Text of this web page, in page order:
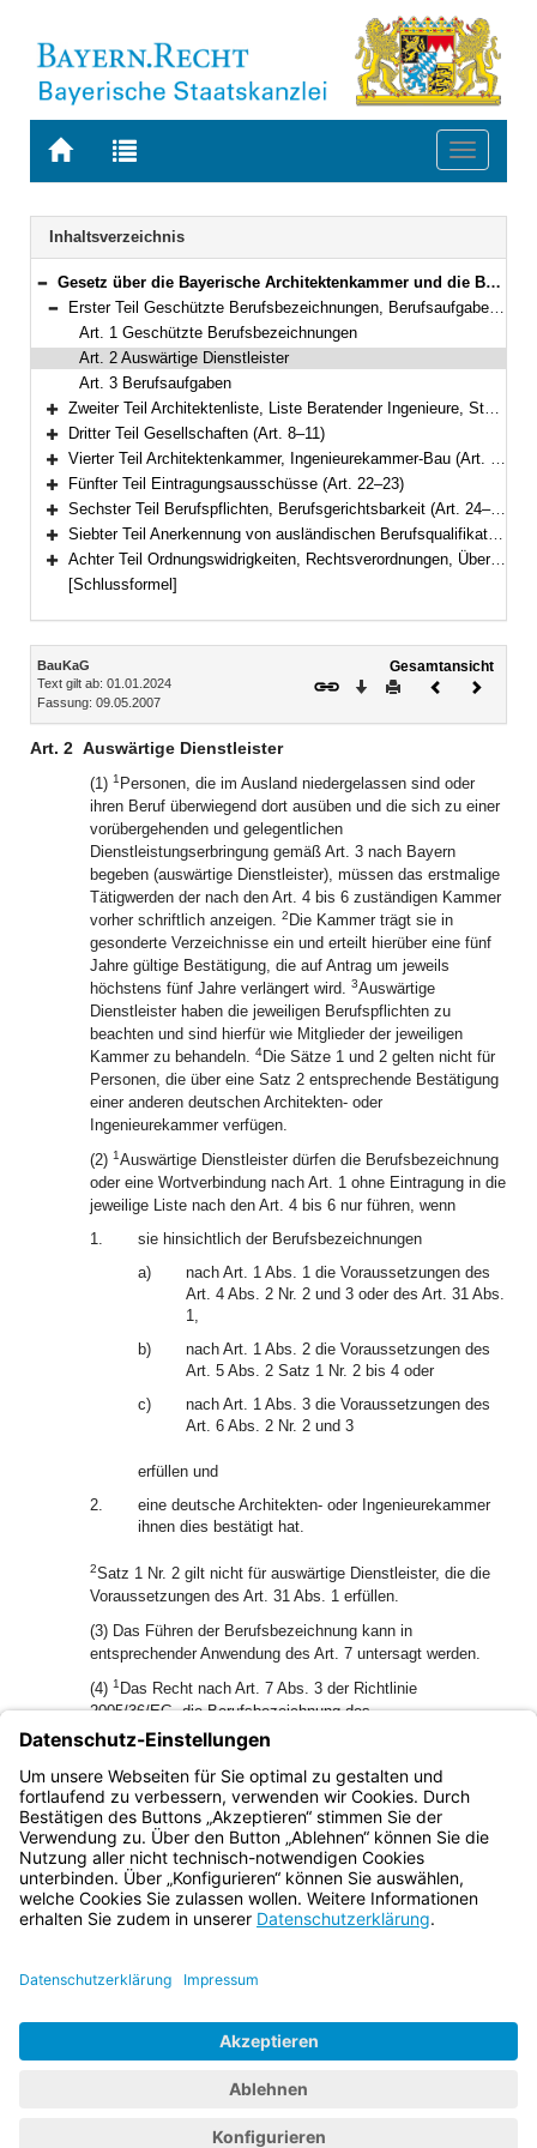
Zur
BAYERN.RECHT
Zur
letzten
Suche
Toggle
Navigation
Inhaltsverzeichnis
Bereich reduzieren
Gesetz über die Bayerische Architektenkammer und die Bayerische Ingenieurekammer-Bau (Baukammerngesetz – BauKaG) Vom 9. Mai 2007 (GVBl. S. 308) BayRS 2133-1-B (Art. 1–35)
Bereich reduzieren
Erster Teil Geschützte Berufsbezeichnungen, Berufsaufgaben (Art. 1–3)
Art. 1 Geschützte Berufsbezeichnungen
Art. 2 Auswärtige Dienstleister
Art. 3 Berufsaufgaben
Bereich erweitern
Zweiter Teil Architektenliste, Liste Beratender Ingenieure, Stadtplanerliste (Art. 4–7)
Bereich erweitern
Dritter Teil Gesellschaften (Art. 8–11)
Bereich erweitern
Vierter Teil Architektenkammer, Ingenieurekammer-Bau (Art. 12–21)
Bereich erweitern
Fünfter Teil Eintragungsausschüsse (Art. 22–23)
Bereich erweitern
Sechster Teil Berufspflichten, Berufsgerichtsbarkeit (Art. 24–30)
Bereich erweitern
Siebter Teil Anerkennung von ausländischen Berufsqualifikationen (Art. 31–31a)
Bereich erweitern
Achter Teil Ordnungswidrigkeiten, Rechtsverordnungen, Übergangs- und Schlussbestimmungen (Art. 32–35)
[Schlussformel]
Inhalt
BauKaG
Text gilt ab: 01.01.2024
Fassung: 09.05.2007
Gesamtansicht
Download
DruckenVorheriges
Art. 2 Auswärtige Dienstleister
(1) 1 Personen, die im Ausland niedergelassen sind oder
ihren Beruf überwiegend dort ausüben und die sich zu einer
vorübergehenden und gelegentlichen
Dienstleistungserbringung gemäß Art. 3 nach Bayern
begeben (auswärtige Dienstleister), müssen das erstmalige
Tätigwerden der nach den Art. 4 bis 6 zuständigen Kammer
vorher schriftlich anzeigen. 2 Die Kammer trägt sie in
gesonderte Verzeichnisse ein und erteilt hierüber eine fünf
Jahre gültige Bestätigung, die auf Antrag um jeweils
höchstens fünf Jahre verlängert wird. 3Auswärtige
Dienstleister haben die jeweiligen Berufspflichten zu
beachten und sind hierfür wie Mitglieder der jeweiligen
Kammer zu behandeln. 4Die Sätze 1 und 2 gelten nicht für
Personen, die über eine Satz 2 entsprechende Bestätigung
einer anderen deutschen Architekten- oder
Ingenieurekammer verfügen.
(2) 1Auswärtige Dienstleister dürfen die Berufsbezeichnung
oder eine Wortverbindung nach Art. 1 ohne Eintragung in die
jeweilige Liste nach den Art. 4 bis 6 nur führen, wenn
1.
sie hinsichtlich der Berufsbezeichnungen
a)
nach Art. 1 Abs. 1 die Voraussetzungen des
Art. 4 Abs. 2 Nr. 2 und 3 oder des Art. 31 Abs.
1,
b)
nach Art. 1 Abs. 2 die Voraussetzungen des
Art. 5 Abs. 2 Satz 1 Nr. 2 bis 4 oder
c)
nach Art. 1 Abs. 3 die Voraussetzungen des
Art. 6 Abs. 2 Nr. 2 und 3
erfüllen und
2.
eine deutsche Architekten- oder Ingenieurekammer
ihnen dies bestätigt hat.
2Satz 1 Nr. 2 gilt nicht für auswärtige Dienstleister, die die
Voraussetzungen des Art. 31 Abs. 1 erfüllen.
(3) Das Führen der Berufsbezeichnung kann in
entsprechender Anwendung des Art. 7 untersagt werden.
(4) 1 Das Recht nach Art. 7 Abs. 3 der Richtlinie
2005/36/EG, die Berufsbezeichnung des
Niederlassungsstaats zu führen, bleibt unberührt.
Berufsbezeichnung ist so zu führen, dass keine
Verwechslung mit Berufsbezeichnungen nach Art. 1 möglich
ist.
Bayern.de
BayernPortal
Impressum